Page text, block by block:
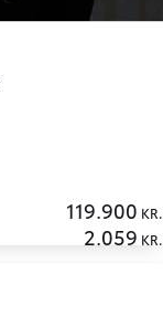
119.900 KR.
2.059 KR.